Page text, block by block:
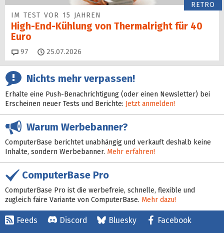
RETRO
IM TEST VOR 15 JAHREN
High-End-Kühlung von Thermalright für 40
Euro
97 Kommentare
25.07.2026
Nichts mehr verpassen!
Erhalte eine Push-Benachrichtigung (oder einen Newsletter) bei
Erscheinen neuer Tests und Berichte: Jetzt anmelden!
Warum Werbebanner?
ComputerBase berichtet unabhängig und verkauft deshalb keine
Inhalte, sondern Werbebanner. Mehr erfahren!
ComputerBase Pro
ComputerBase Pro ist die werbefreie, schnelle, flexible und
zugleich faire Variante von ComputerBase. Mehr dazu!
Feeds Discord Bluesky Facebook